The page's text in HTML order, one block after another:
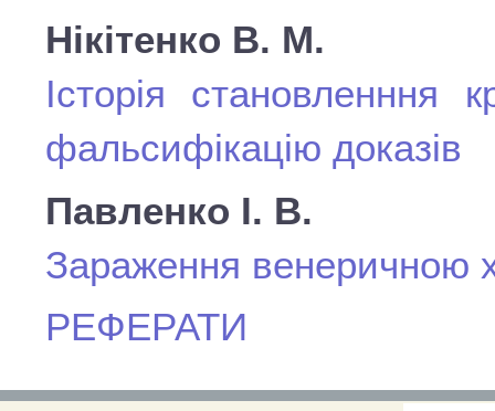
Нікітенко В. М.
Історія становленння
фальсифікацію доказів
Павленко І. В.
Зараження венеричною
РЕФЕРАТИ